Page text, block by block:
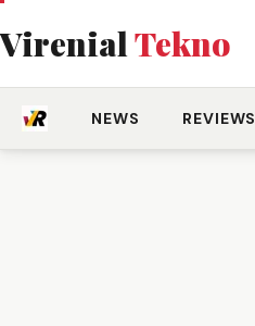
VirenialTekno
NEWS REVIEWS